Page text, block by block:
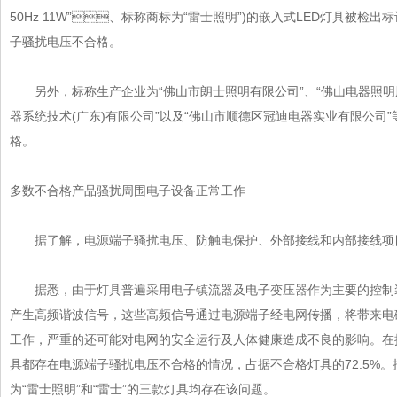
50Hz 11W”、标称商标为“雷士照明”)的嵌入式LED灯具被检出标记
子骚扰电压不合格。
另外，标称生产企业为“佛山市朗士照明有限公司”、“佛山电器照明
器系统技术(广东)有限公司”以及“佛山市顺德区冠迪电器实业有限公司
格。
多数不合格产品骚扰周围电子设备正常工作
据了解，电源端子骚扰电压、防触电保护、外部接线和内部接线
据悉，由于灯具普遍采用电子镇流器及电子变压器作为主要的控制
产生高频谐波信号，这些高频信号通过电源端子经电网传播，将带来
工作，严重的还可能对电网的安全运行及人体健康造成不良的影响。
具都存在电源端子骚扰电压不合格的情况，占据不合格灯具的72.5%
为“雷士照明”和“雷士”的三款灯具均存在该问题。